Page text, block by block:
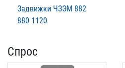
Задвижки ЧЗЭМ 882
880 1120
Спрос